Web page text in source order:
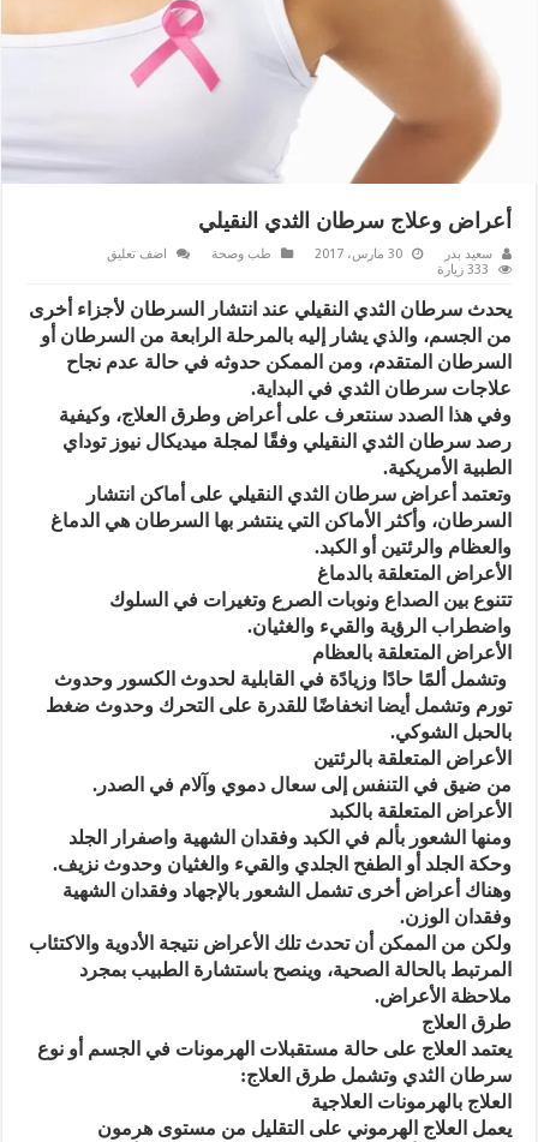
أعراض وعلاج سرطان الثدي النقيلي
سعيد بدر 30 مارس، 2017 طب وصحة
اضف تعليق
333 زيارة
يحدث سرطان الثدي النقيلي عند انتشار السرطان لأجزاء أخرى
من الجسم، والذي يشار إليه بالمرحلة الرابعة من السرطان أو
السرطان المتقدم، ومن الممكن حدوثه في حالة عدم نجاح
علاجات سرطان الثدي في البداية.
وفي هذا الصدد سنتعرف على أعراض وطرق العلاج، وكيفية
رصد سرطان الثدي النقيلي وفقًا لمجلة ميديكال نيوز توداي
الطبية الأمريكية.
وتعتمد أعراض سرطان الثدي النقيلي على أماكن انتشار
السرطان، وأكثر الأماكن التي ينتشر بها السرطان هي الدماغ
والعظام والرئتين أو الكبد.
الأعراض المتعلقة بالدماغ
تتنوع بين الصداع ونوبات الصرع وتغيرات في السلوك
واضطراب الرؤية والقيء والغثيان.
الأعراض المتعلقة بالعظام
وتشمل ألمًا حادًا وزيادًة في القابلية لحدوث الكسور وحدوث
تورم وتشمل أيضا انخفاضًا للقدرة على التحرك وحدوث ضغط
بالحبل الشوكي.
الأعراض المتعلقة بالرئتين
من ضيق في التنفس إلى سعال دموي وآلام في الصدر.
الأعراض المتعلقة بالكبد
ومنها الشعور بألم في الكبد وفقدان الشهية واصفرار الجلد
وحكة الجلد أو الطفح الجلدي والقيء والغثيان وحدوث نزيف.
وهناك أعراض أخرى تشمل الشعور بالإجهاد وفقدان الشهية
وفقدان الوزن.
ولكن من الممكن أن تحدث تلك الأعراض نتيجة الأدوية والاكتئاب
المرتبط بالحالة الصحية، وينصح باستشارة الطبيب بمجرد
ملاحظة الأعراض.
طرق العلاج
يعتمد العلاج على حالة مستقبلات الهرمونات في الجسم أو نوع
سرطان الثدي وتشمل طرق العلاج:
العلاج بالهرمونات العلاجية
يعمل العلاج الهرموني على التقليل من مستوى هرمون